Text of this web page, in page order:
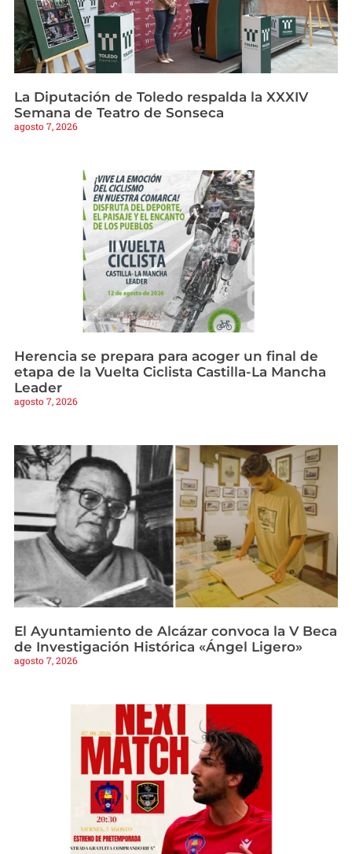
La Diputación de Toledo respalda la XXXIV
Semana de Teatro de Sonseca
agosto 7, 2026
Herencia se prepara para acoger un final de
etapa de la Vuelta Ciclista Castilla-La Mancha
Leader
agosto 7, 2026
El Ayuntamiento de Alcázar convoca la V Beca
de Investigación Histórica «Ángel Ligero»
agosto 7, 2026